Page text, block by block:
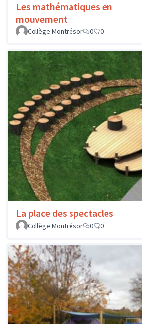
Les mathématiques en
mouvement
Collège Montrésor
0 0
La place des spectacles
Collège Montrésor
0 0